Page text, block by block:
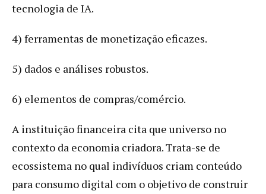
tecnologia de IA.
4) ferramentas de monetização eficazes.
5) dados e análises robustos.
6) elementos de compras/comércio.
A instituição financeira cita que universo no
contexto da economia criadora. Trata-se de
ecossistema no qual indivíduos criam conteúdo
para consumo digital com o objetivo de construir